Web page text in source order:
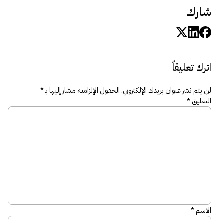
شارك
اترك تعليقاً
لن يتم نشر عنوان بريدك الإلكتروني.الحقول الإلزامية مشار إليها بـ*
التعليق*
الاسم*